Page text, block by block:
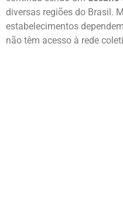
diversas regiões do Brasil.
estabelecimentos
não têm acesso à rede